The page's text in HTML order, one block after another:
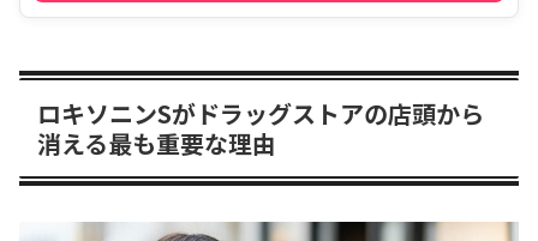
ロキソニンSがドラッグストアの店頭から
消える最も重要な理由